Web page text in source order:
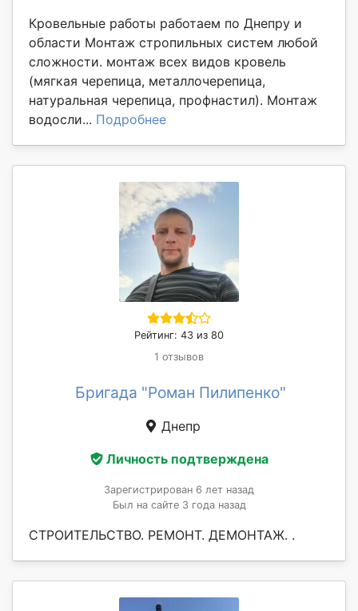
Кровельные работы работаем по Днепру и
области Монтаж стропильных систем любой
сложности. монтаж всех видов кровель
(мягкая черепица, металлочерепица,
натуральная черепица, профнастил). Монтаж
водосли... Подробнее
Рейтинг: 43 из 80
1 отзывов
Бригада "Роман Пилипенко"
Днепр
Личность подтверждена
Зарегистрирован 6 лет назад
Был на сайте 3 года назад
СТРОИТЕЛЬСТВО. РЕМОНТ. ДЕМОНТАЖ. .